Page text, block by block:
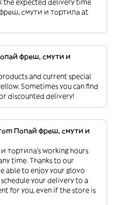
смути и тортила at
фреш, смути и
and current special
Sometimes you can find
discounted delivery!
Попай фреш, смути и
тортила’s working hours
time. Thanks to our
able to enjoy your glovo
your delivery to a
for you, even if the store is